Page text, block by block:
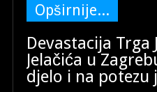
Opširnije...
Devastacija Trga
Jelačića u
djelo i na potezu